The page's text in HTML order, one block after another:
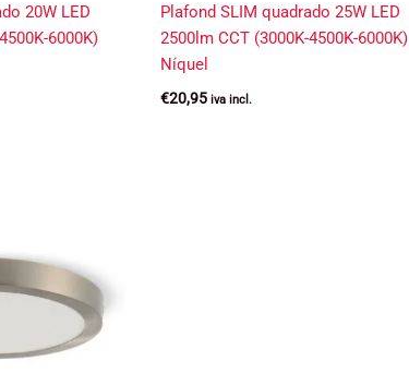
20W LED
6000K)
Plafond SLIM quadrado 25W LED
2500lm CCT (3000K-4500K-6000K)
Níquel
€20,95 iva incl.